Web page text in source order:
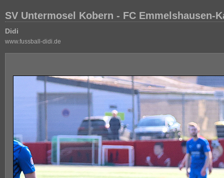
SV Untermosel Kobern - FC Emmelshausen-
Didi
www.fussball-didi.de